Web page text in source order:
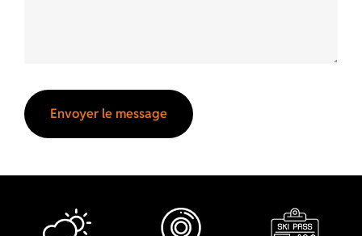
Envoyer le message